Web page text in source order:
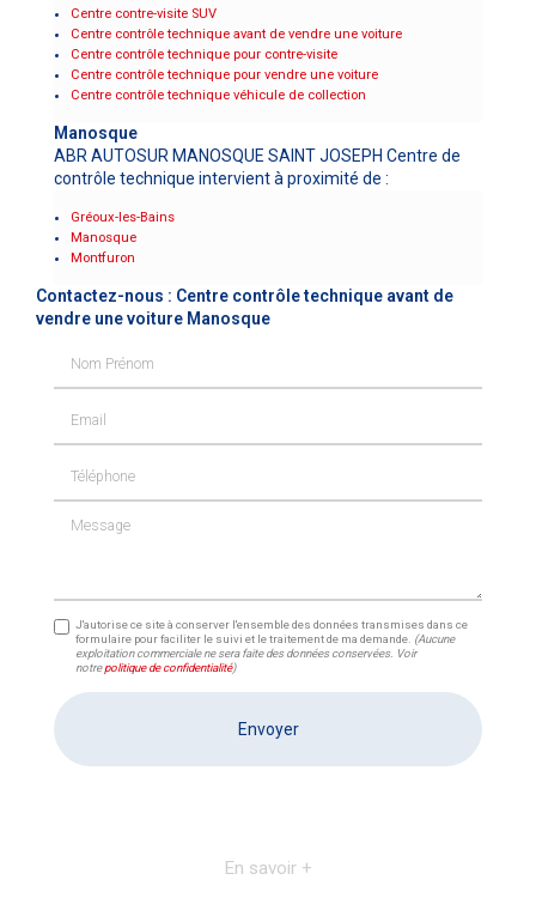
Centre contre-visite SUV
Centre contrôle technique avant de vendre une voiture
Centre contrôle technique pour contre-visite
Centre contrôle technique pour vendre une voiture
Centre contrôle technique véhicule de collection
Manosque
ABR AUTOSUR MANOSQUE SAINT JOSEPH Centre de
contrôle technique intervient à proximité de :
Gréoux-les-Bains
Manosque
Montfuron
Contactez-nous : Centre contrôle technique avant de
vendre une voiture Manosque
Message
J'autorise ce site à conserver l'ensemble des données transmises dans ce
formulaire pour faciliter le suivi et le traitement de ma demande. (Aucune
exploitation commerciale ne sera faite des données conservées. Voir
notrepolitique de confidentialité)
En savoir +